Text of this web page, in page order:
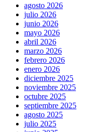
agosto 2026
julio 2026
junio 2026
mayo 2026
abril 2026
marzo 2026
febrero 2026
enero 2026
diciembre 2025
noviembre 2025
octubre 2025
septiembre 2025
agosto 2025
julio 2025